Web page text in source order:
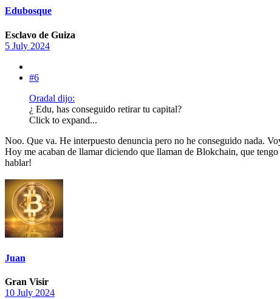
Edubosque
Esclavo de Guiza
5 July 2024
#6
Oradal dijo:
¿ Edu, has conseguido retirar tu capital?
Click to expand...
Noo. Que va. He interpuesto denuncia pero no he conseguido nada.
Hoy me acaban de llamar diciendo que llaman de Blokchain, que
hablar!
Juan
Gran Visir
10 July 2024